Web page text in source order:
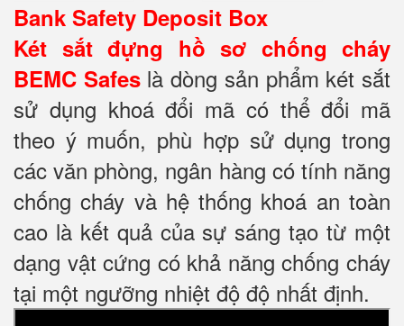
Bank Safety Deposit Box
Két sắt đựng hồ sơ chống cháy
BEMC Safes là dòng sản phẩm két sắt
sử dụng khoá đổi mã có thể đổi mã
theo ý muốn, phù hợp sử dụng trong
các văn phòng, ngân hàng có tính năng
chống cháy và hệ thống khoá an toàn
cao là kết quả của sự sáng tạo từ một
dạng vật cứng có khả năng chống cháy
tại một ngưỡng nhiệt độ độ nhất định.